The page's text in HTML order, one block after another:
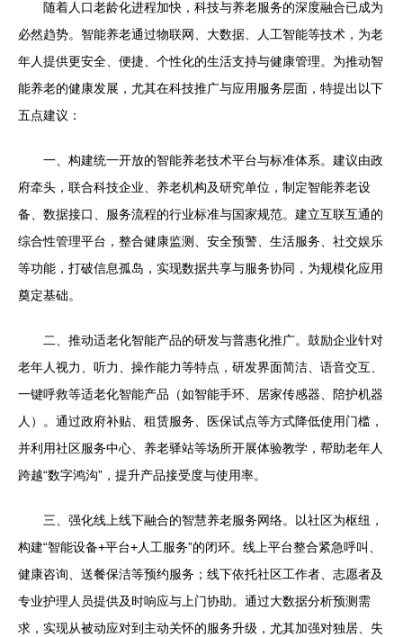
随着人口老龄化进程加快，科技与养老服务的深度融合已成为
必然趋势。智能养老通过物联网、大数据、人工智能等技术，为老
年人提供更安全、便捷、个性化的生活支持与健康管理。为推动智
能养老的健康发展，尤其在科技推广与应用服务层面，特提出以下
五点建议：
一、构建统一开放的智能养老技术平台与标准体系。建议由政
府牵头，联合科技企业、养老机构及研究单位，制定智能养老设
备、数据接口、服务流程的行业标准与国家规范。建立互联互通的
综合性管理平台，整合健康监测、安全预警、生活服务、社交娱乐
等功能，打破信息孤岛，实现数据共享与服务协同，为规模化应用
奠定基础。
二、推动适老化智能产品的研发与普惠化推广。鼓励企业针对
老年人视力、听力、操作能力等特点，研发界面简洁、语音交互、
一键呼救等适老化智能产品（如智能手环、居家传感器、陪护机器
人）。通过政府补贴、租赁服务、医保试点等方式降低使用门槛，
并利用社区服务中心、养老驿站等场所开展体验教学，帮助老年人
跨越“数字鸿沟”，提升产品接受度与使用率。
三、强化线上线下融合的智慧养老服务网络。以社区为枢纽，
构建“智能设备+平台+人工服务”的闭环。线上平台整合紧急呼叫、
健康咨询、送餐保洁等预约服务；线下依托社区工作者、志愿者及
专业护理人员提供及时响应与上门协助。通过大数据分析预测需
求，实现从被动应对到主动关怀的服务升级，尤其加强对独居、失